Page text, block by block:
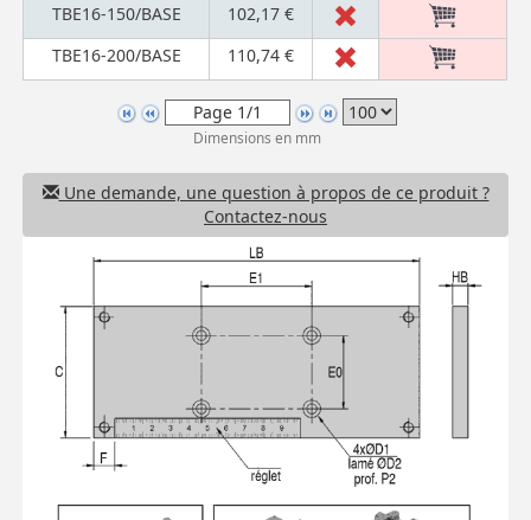
TBE16-150/BASE
102,17 €
TBE16-200/BASE
110,74 €
Dimensions en mm
Une demande, une question à propos de ce produit ?
Contactez-nous